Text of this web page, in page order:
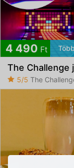
4 490 Ft
The Challenge
5/5 The